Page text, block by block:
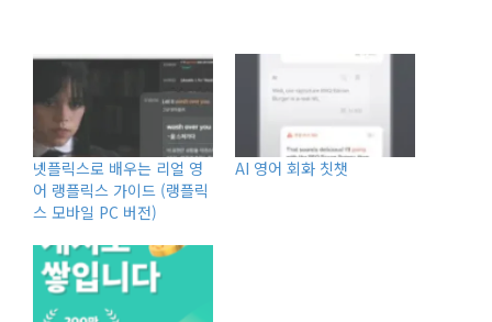
넷플릭스로 배우는 리얼 영
어 랭플릭스 가이드 (랭플릭
스 모바일 PC 버전)
AI 영어 회화 칫챗